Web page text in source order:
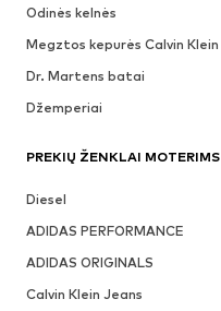
Odinės kelnės
Megztos kepurės Calvin Klein
Dr. Martens batai
Džemperiai
PREKIŲ ŽENKLAI MOTERIMS
Diesel
ADIDAS PERFORMANCE
ADIDAS ORIGINALS
Calvin Klein Jeans